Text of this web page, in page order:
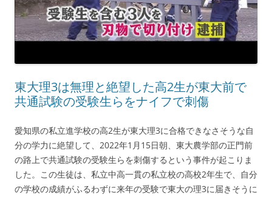
東大理3は無理と絶望した高2生が東大前で
共通試験の受験生らをナイフで刺傷
愛知県の私立進学校の高2生が東大理3に合格できなさそうな自
分の学力に絶望して、2022年1月15日朝、東大農学部の正門前
の路上で共通試験の受験生らを刺傷するという事件が起こりま
した。この生徒は、私立中高一貫の私立校の高校2年生で、自分
の学校の成績がふるわずに来年の受験で東大の理3に届きそうに